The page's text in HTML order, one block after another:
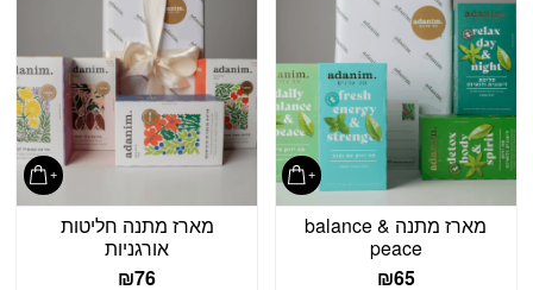
מארז מתנה balance &
peace
₪65
מארז מתנה חליטות
אורגניות
₪76